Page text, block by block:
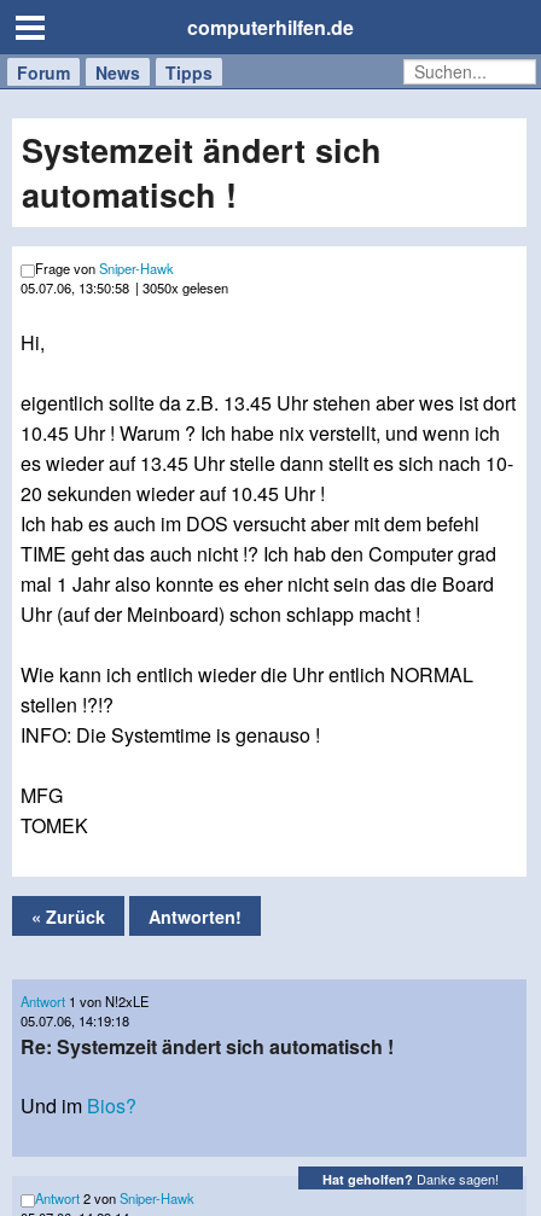
computerhilfen.de
Forum News Tipps
Handy
Tablet
Windows
Mac
Systemzeit ändert sich
automatisch !
Frage vonSniper-Hawk
05.07.06, 13:50:58 | 3050x gelesen
Hi,
eigentlich sollte da z.B. 13.45 Uhr stehen aber wes ist dort
10.45 Uhr ! Warum ? Ich habe nix verstellt, und wenn ich
es wieder auf 13.45 Uhr stelle dann stellt es sich nach 10-
20 sekunden wieder auf 10.45 Uhr !
Ich hab es auch im DOS versucht aber mit dem befehl
TIME geht das auch nicht !? Ich hab den Computer grad
mal 1 Jahr also konnte es eher nicht sein das die Board
Uhr (auf der Meinboard) schon schlapp macht !
Wie kann ich entlich wieder die Uhr entlich NORMAL
stellen !?!?
INFO: Die Systemtime is genauso !
MFG
TOMEK
« Zurück Antworten!
Antwort 1 von N!2xLE
05.07.06, 14:19:18
Re: Systemzeit ändert sich automatisch !
Und im Bios?
Hat geholfen? Danke sagen!
Antwort2 vonSniper-Hawk